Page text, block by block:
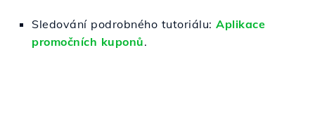
Sledování podrobného tutoriálu: Aplikace
promočních kuponů.